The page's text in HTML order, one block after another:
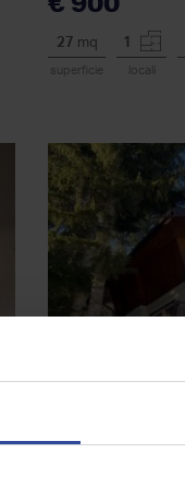
27 mq
superficie
1
locali